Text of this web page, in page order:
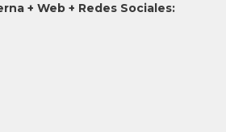
+ Web + Redes Sociales: